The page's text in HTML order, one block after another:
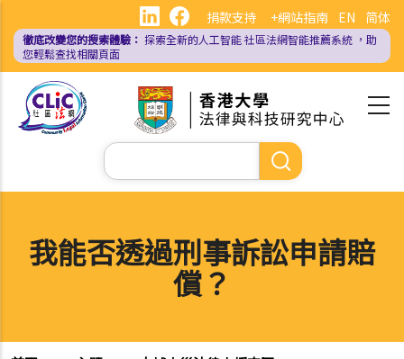
內
EN 简体
捐款支持 +網站指南
徹底改變您的搜索體驗： 探索全新的人工智能社區法網智能推薦系統 ，助
您輕鬆查找相關頁面
Search
我能否透過刑事訴訟申請賠
償？